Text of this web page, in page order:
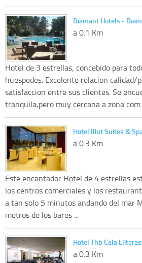
Diamant Hotels -
a 0.1 Km
Hotel de 3 estrellas, concebido para
huespedes. Excelente relacion calidad/
satisfaccion entre sus clientes. Se
tranquila,pero muy cercana a zona
Hotel Illot Suites &
a 0.3 Km
Este encantador Hotel de 4 estrellas
los centros comerciales y los
a tan solo 5 minutos andando del mar
metros de los bares ...
Hotel Thb Cala Lliteras
a 0.3 Km